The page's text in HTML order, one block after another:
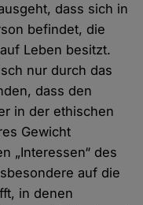
dass sich in
befindet, die
Leben besitzt.
nur durch das
dass den
in der ethischen
Gewicht
„Interessen“ des
auf die
in denen